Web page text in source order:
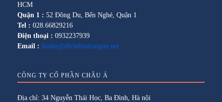
HCM
Quận 1 : 52 Đông Du, Bến Nghé, Quận 1
Tel : 028.66829216
Điện thoại : 0932237939
Email : lienhe@dichthuatsaigon.net
CÔNG TY CỔ PHẦN CHÂU Á
Địa chỉ: 34 Nguyễn Thái Học, Ba Đình, Hà nội